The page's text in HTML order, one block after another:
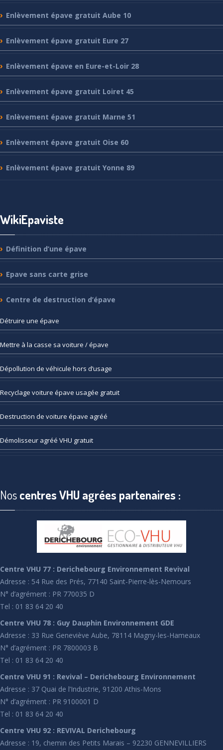
Enlèvement épave gratuit Aube 10
Enlèvement épave gratuit Eure 27
Enlèvement épave en Eure-et-Loir 28
Enlèvement épave gratuit Loiret 45
Enlèvement épave gratuit Marne 51
Enlèvement épave gratuit Oise 60
Enlèvement épave gratuit Yonne 89
WikiEpaviste
Définition d’une épave
Epave sans carte grise
Centre de destruction d’épave
Détruire une épave
Mettre à la casse sa voiture / épave
Dépollution de véhicule hors d’usage
Recyclage voiture épave usagée gratuit
Destruction de voiture épave agréé
Démolisseur agréé VHU gratuit
Noscentres VHU agrées partenaires :
Centre VHU 77 : Derichebourg Environnement Revival
Adresse : 54 Rue des Prés, 77140 Saint-Pierre-lès-Nemours
N° d’agrément : PR 770035 D
Tel : 01 83 64 20 40
Centre VHU 78 : Guy Dauphin Environnement GDE
Adresse : 33 Rue Geneviève Aube, 78114 Magny-les-Hameaux
N° d’agrément : PR 7800003 B
Tel : 01 83 64 20 40
Centre VHU 91 : Revival – Derichebourg Environnement
Adresse : 37 Quai de l’Industrie, 91200 Athis-Mons
N° d’agrément : PR 9100001 D
Tel : 01 83 64 20 40
Centre VHU 92 : REVIVAL Derichebourg
Adresse : 19, chemin des Petits Marais – 92230 GENNEVILLIERS